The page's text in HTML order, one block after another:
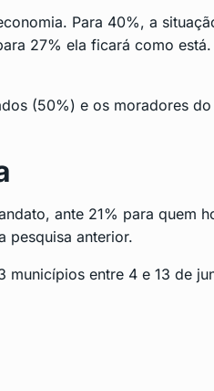
Para 40%, a
27% ela ficará como está.
(50%) e os moradores
ante 21% para quem
pesquisa anterior.
municípios entre 4 e 13 de